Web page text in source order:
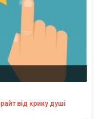
від крику душі